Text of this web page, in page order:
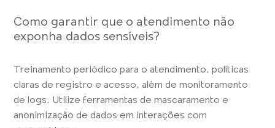
Como garantir que o atendimento não
exponha dados sensíveis?
Treinamento periódico para o atendimento, políticas
claras de registro e acesso, além de monitoramento
de logs. Utilize ferramentas de mascaramento e
anonimização de dados em interações com